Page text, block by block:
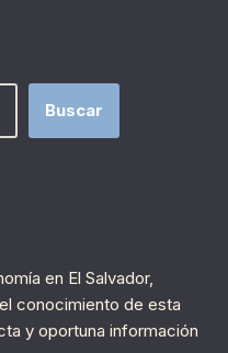
Buscar
en El Salvador,
conocimiento de esta
y oportuna información